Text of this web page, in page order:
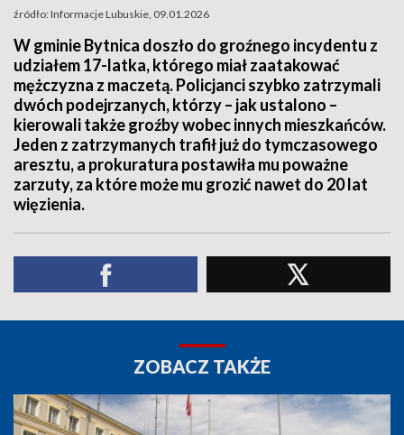
źródło: Informacje Lubuskie, 09.01.2026
W gminie Bytnica doszło do groźnego incydentu z
udziałem 17-latka, którego miał zaatakować
mężczyzna z maczetą. Policjanci szybko zatrzymali
dwóch podejrzanych, którzy – jak ustalono –
kierowali także groźby wobec innych mieszkańców.
Jeden z zatrzymanych trafił już do tymczasowego
aresztu, a prokuratura postawiła mu poważne
zarzuty, za które może mu grozić nawet do 20 lat
więzienia.
ZOBACZ TAKŻE